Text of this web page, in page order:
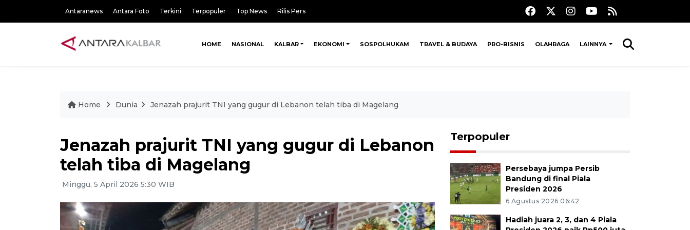
Antaranews Antara Foto Terkini Terpopuler Top News Rilis Pers
HOME NASIONAL KALBAR EKONOMI SOSPOLHUKAM TRAVEL & BUDAYA PRO-BISNIS OLAHRAGA LAINNYA
Home Dunia Jenazah prajurit TNI yang gugur di Lebanon telah tiba di Magelang
Jenazah prajurit TNI yang gugur di Lebanon
telah tiba di Magelang
Minggu, 5 April 2026 5:30 WIB
Terpopuler
Persebaya jumpa Persib
Bandung di final Piala
Presiden 2026
6 Agustus 2026 06:42
Hadiah juara 2, 3, dan 4 Piala